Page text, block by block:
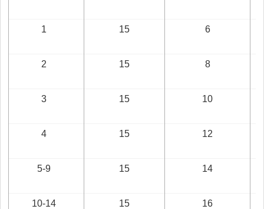
1 15 6
2 15 8
3 15 10
4 15 12
5-9 15 14
10-14 15 16